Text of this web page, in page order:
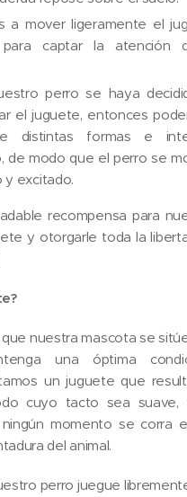
a mover ligeramente el
captar la atención
perro se haya
el juguete, entonces
distintas formas e
de modo que el perro se
excitado.
recompensa para
y otorgarle toda la
nuestra mascota se
una óptima
un juguete que
cuyo tacto sea suave,
momento se corra
del animal.
perro juegue